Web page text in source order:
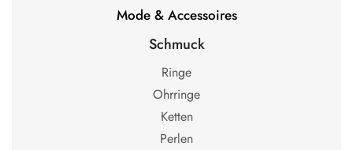
Mode & Accessoires
Schmuck
Ringe
Ohrringe
Ketten
Perlen